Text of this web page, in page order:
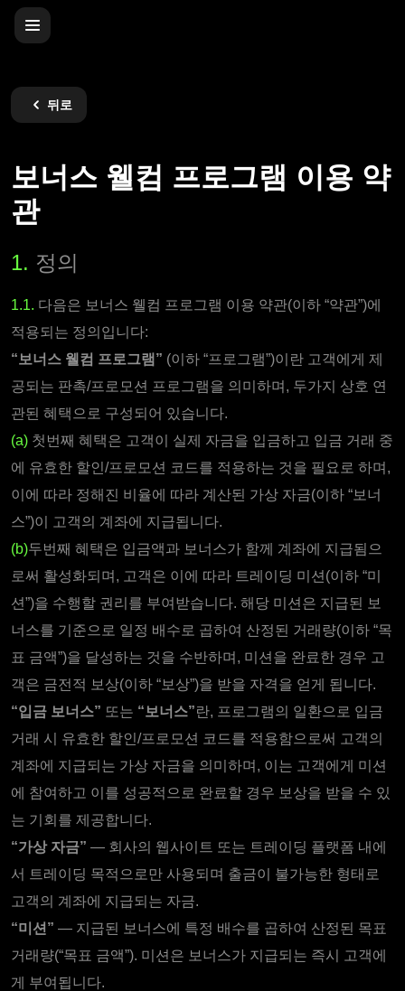
뒤로
보너스 웰컴 프로그램 이용 약
관
1. 정의
1.1. 다음은 보너스 웰컴 프로그램 이용 약관(이하 “약관”)에
적용되는 정의입니다:
“보너스 웰컴 프로그램” (이하 “프로그램”)이란 고객에게 제
공되는 판촉/프로모션 프로그램을 의미하며, 두가지 상호 연
관된 혜택으로 구성되어 있습니다.
(a) 첫번째 혜택은 고객이 실제 자금을 입금하고 입금 거래 중
에 유효한 할인/프로모션 코드를 적용하는 것을 필요로 하며,
이에 따라 정해진 비율에 따라 계산된 가상 자금(이하 “보너
스”)이 고객의 계좌에 지급됩니다.
(b)두번째 혜택은 입금액과 보너스가 함께 계좌에 지급됨으
로써 활성화되며, 고객은 이에 따라 트레이딩 미션(이하 “미
션”)을 수행할 권리를 부여받습니다. 해당 미션은 지급된 보
너스를 기준으로 일정 배수로 곱하여 산정된 거래량(이하 “목
표 금액”)을 달성하는 것을 수반하며, 미션을 완료한 경우 고
객은 금전적 보상(이하 “보상”)을 받을 자격을 얻게 됩니다.
“입금 보너스” 또는 “보너스”란, 프로그램의 일환으로 입금
거래 시 유효한 할인/프로모션 코드를 적용함으로써 고객의
계좌에 지급되는 가상 자금을 의미하며, 이는 고객에게 미션
에 참여하고 이를 성공적으로 완료할 경우 보상을 받을 수 있
는 기회를 제공합니다.
“가상 자금” — 회사의 웹사이트 또는 트레이딩 플랫폼 내에
서 트레이딩 목적으로만 사용되며 출금이 불가능한 형태로
고객의 계좌에 지급되는 자금.
“미션” — 지급된 보너스에 특정 배수를 곱하여 산정된 목표
거래량(“목표 금액”). 미션은 보너스가 지급되는 즉시 고객에
게 부여됩니다.